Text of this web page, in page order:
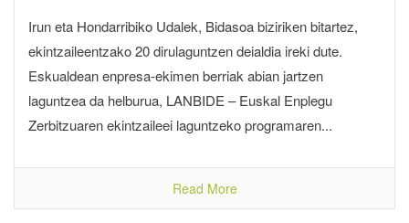
Irun eta Hondarribiko Udalek, Bidasoa biziriken bitartez,
ekintzaileentzako 20 dirulaguntzen deialdia ireki dute.
Eskualdean enpresa-ekimen berriak abian jartzen
laguntzea da helburua, LANBIDE – Euskal Enplegu
Zerbitzuaren ekintzaileei laguntzeko programaren...
Read More